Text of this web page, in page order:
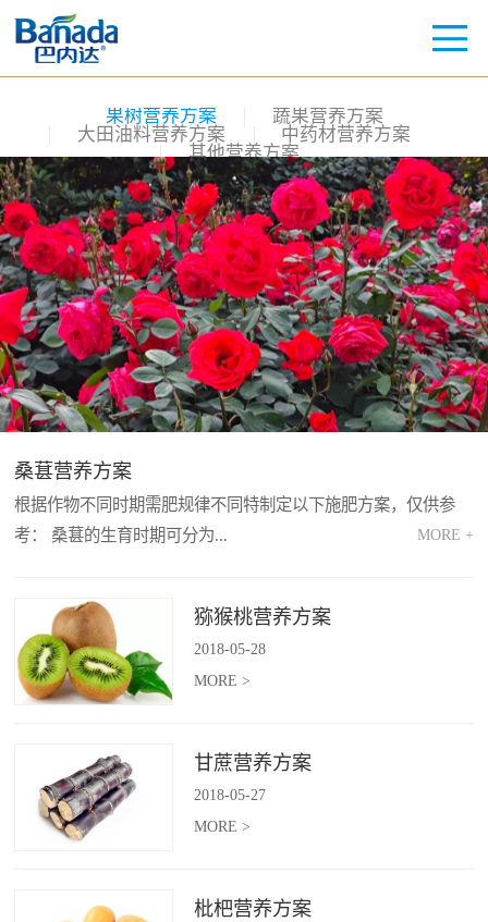
果树营养方案
蔬果营养方案
大田油料营养方案
中药材营养方案
其他营养方案
桑葚营养方案
根据作物不同时期需肥规律不同特制定以下施肥方案，仅供参
考： 桑葚的生育时期可分为...
MORE +
猕猴桃营养方案
2018-05-28
MORE >
甘蔗营养方案
2018-05-27
MORE >
枇杷营养方案